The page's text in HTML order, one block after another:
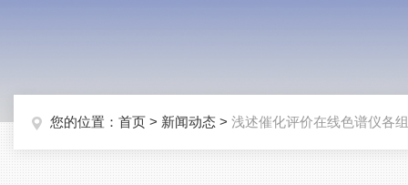
您的位置： 首页 > 新闻动态 > 浅述催化评价在线色谱仪各